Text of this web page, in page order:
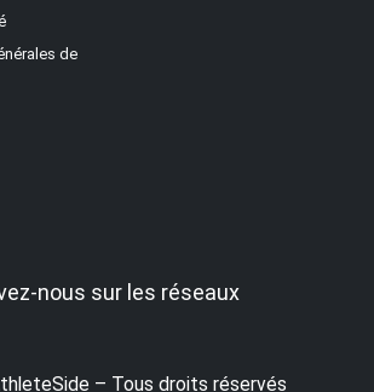
de
nous sur les réseaux
– Tous droits réservés